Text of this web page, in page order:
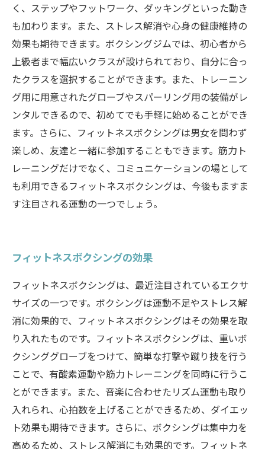
く、ステップやフットワーク、ダッキングといった動き
も加わります。また、ストレス解消や心身の健康維持の
効果も期待できます。ボクシングジムでは、初心者から
上級者まで幅広いクラスが設けられており、自分に合っ
たクラスを選択することができます。また、トレーニン
グ用に用意されたグローブやスパーリング用の装備がレ
ンタルできるので、初めてでも手軽に始めることができ
ます。さらに、フィットネスボクシングは男女を問わず
楽しめ、友達と一緒に参加することもできます。筋力ト
レーニングだけでなく、コミュニケーションの場として
も利用できるフィットネスボクシングは、今後もますま
す注目される運動の一つでしょう。
フィットネスボクシングの効果
フィットネスボクシングは、最近注目されているエクサ
サイズの一つです。ボクシングは運動不足やストレス解
消に効果的で、フィットネスボクシングはその効果を取
り入れたものです。フィットネスボクシングは、重いボ
クシンググローブをつけて、簡単な打撃や蹴り技を行う
ことで、有酸素運動や筋力トレーニングを同時に行うこ
とができます。また、音楽に合わせたリズム運動も取り
入れられ、心拍数を上げることができるため、ダイエッ
ト効果も期待できます。さらに、ボクシングは集中力を
高めるため、ストレス解消にも効果的です。フィットネ